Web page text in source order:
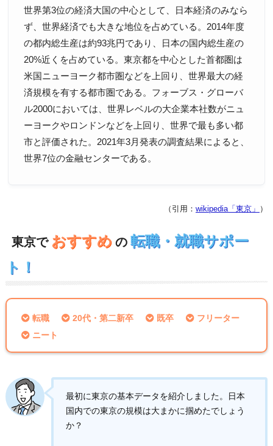
世界第3位の経済大国の中心として、日本経済のみなら
ず、世界経済でも大きな地位を占めている。2014年度
の都内総生産は約93兆円であり、日本の国内総生産の
20%近くを占めている。東京都を中心とした首都圏は
米国ニューヨーク都市圏などを上回り、世界最大の経
済規模を有する都市圏である。フォーブス・グローバ
ル2000においては、世界レベルの大企業本社数がニュ
ーヨークやロンドンなどを上回り、世界で最も多い都
市と評価された。2021年3月発表の調査結果によると、
世界7位の金融センターである。
（引用： wikipedia「東京」 ）
東京で おすすめ の 転職・就職サポー
ト！
転職 20代・第二新卒 既卒
フリーター
ニート
最初に東京の基本データを紹介しました。日本
国内での東京の規模は大まかに掴めたでしょう
か？